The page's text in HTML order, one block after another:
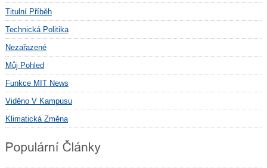
Titulní Příběh
Technická Politika
Nezařazené
Můj Pohled
Funkce MIT News
Viděno V Kampusu
Klimatická Změna